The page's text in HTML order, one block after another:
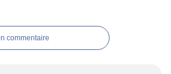
commentaire